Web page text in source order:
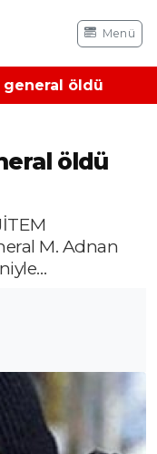
Menü
general öldü
öldü
M. Adnan